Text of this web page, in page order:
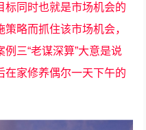
标同时也就是市场机会的
略而抓住该市场机会，
三“老谋深算”大意是说
在家修养偶尔一天下午的